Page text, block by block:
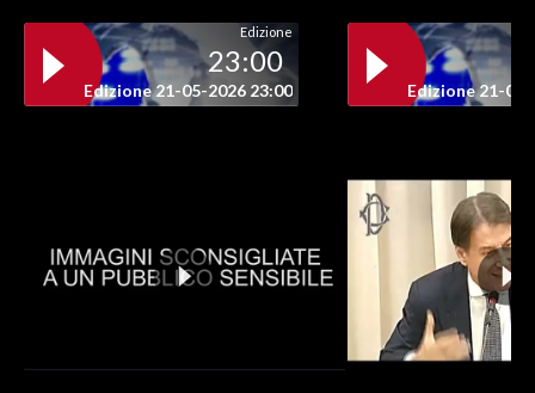
Edizione
23:00
Edizione 21-05-2026 23:00 Edizione 21-05-